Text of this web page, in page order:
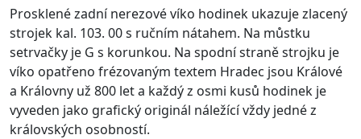
Prosklené zadní nerezové víko hodinek ukazuje zlacený
strojek kal. 103. 00 s ručním nátahem. Na můstku
setrvačky je G s korunkou. Na spodní straně strojku je
víko opatřeno frézovaným textem Hradec jsou Králové
a Královny už 800 let a každý z osmi kusů hodinek je
vyveden jako grafický originál náležící vždy jedné z
královských osobností.